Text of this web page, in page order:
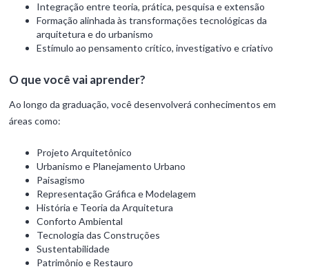
Integração entre teoria, prática, pesquisa e extensão
Formação alinhada às transformações tecnológicas da
arquitetura e do urbanismo
Estímulo ao pensamento crítico, investigativo e criativo
O que você vai aprender?
Ao longo da graduação, você desenvolverá conhecimentos em
áreas como:
Projeto Arquitetônico
Urbanismo e Planejamento Urbano
Paisagismo
Representação Gráfica e Modelagem
História e Teoria da Arquitetura
Conforto Ambiental
Tecnologia das Construções
Sustentabilidade
Patrimônio e Restauro